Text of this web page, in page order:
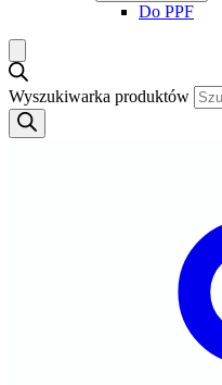
Do PPF
Wyszukiwarka produktów